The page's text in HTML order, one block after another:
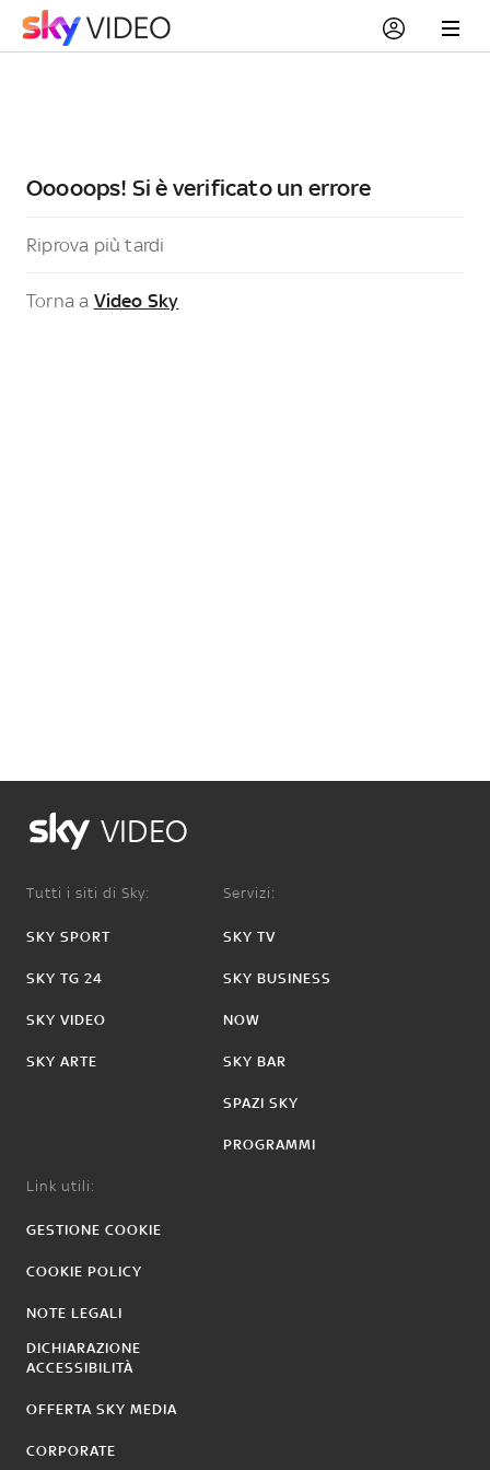
Ooooops! Si è verificato un errore
Riprova più tardi
Torna a Video Sky
VIDEO
Tutti i siti di Sky:
SKY SPORT
SKY TG 24
SKY VIDEO
SKY ARTE
Servizi:
SKY TV
SKY BUSINESS
NOW
SKY BAR
SPAZI SKY
PROGRAMMI
Link utili:
GESTIONE COOKIE
COOKIE POLICY
NOTE LEGALI
DICHIARAZIONE
ACCESSIBILITÀ
OFFERTA SKY MEDIA
CORPORATE